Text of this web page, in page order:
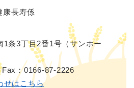
康長寿係
1条3丁目2番1号（サンホー
Fax：0166-87-2226
せはこちら